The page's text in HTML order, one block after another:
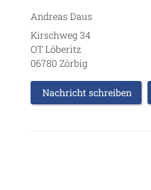
Andreas Daus
Kirschweg 34
OT Löberitz
06780 Zörbig
Nachricht schreiben